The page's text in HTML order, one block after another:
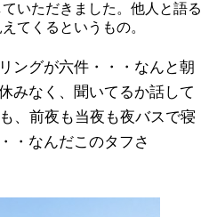
いただきました。他人と語る
てくるというもの。
ングが六件・・・なんと朝
みなく、聞いてるか話して
、前夜も当夜も夜バスで寝
・なんだこのタフさ